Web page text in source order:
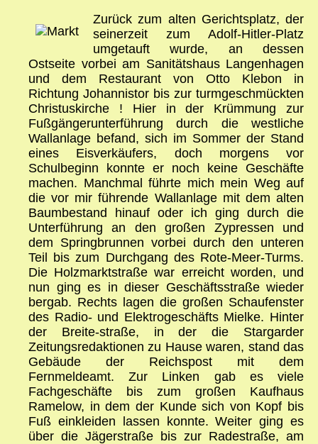
Zurück zum alten Gerichtsplatz, der
seinerzeit zum Adolf-Hitler-Platz
umgetauft wurde, an dessen
Ostseite vorbei am Sanitätshaus Langenhagen
und dem Restaurant von Otto Klebon in
Richtung Johannistor bis zur turmgeschmückten
Christuskirche ! Hier in der Krümmung zur
Fußgängerunterführung durch die westliche
Wallanlage befand, sich im Sommer der Stand
eines Eisverkäufers, doch morgens vor
Schulbeginn konnte er noch keine Geschäfte
machen. Manchmal führte mich mein Weg auf
die vor mir führende Wallanlage mit dem alten
Baumbestand hinauf oder ich ging durch die
Unterführung an den großen Zypressen und
dem Springbrunnen vorbei durch den unteren
Teil bis zum Durchgang des Rote-Meer-Turms.
Die Holzmarktstraße war erreicht worden, und
nun ging es in dieser Geschäftsstraße wieder
bergab. Rechts lagen die großen Schaufenster
des Radio- und Elektrogeschäfts Mielke. Hinter
der Breite-straße, in der die Stargarder
Zeitungsredaktionen zu Hause waren, stand das
Gebäude der Reichspost mit dem
Fernmeldeamt. Zur Linken gab es viele
Fachgeschäfte bis zum großen Kaufhaus
Ramelow, in dem der Kunde sich von Kopf bis
Fuß einkleiden lassen konnte. Weiter ging es
über die Jägerstraße bis zur Radestraße, am